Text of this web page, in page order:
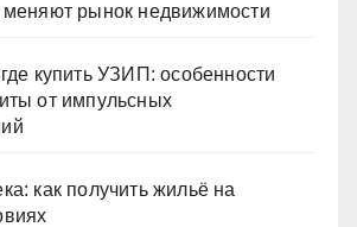
меняют рынок недвижимости
купить УЗИП: особенности
от импульсных
как получить жильё на